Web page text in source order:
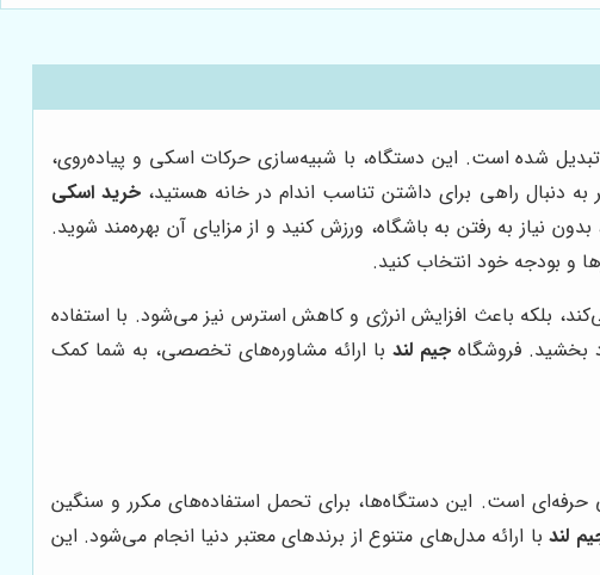
شده است. این دستگاه، با شبیه‌سازی حرکات اسکی و پیاده‌روی،
دنبال راهی برای داشتن تناسب اندام در خانه هستید،خرید اسکی
نیاز به رفتن به باشگاه، ورزش کنید و از مزایای آن بهره‌مند شوید.
و بودجه خود انتخاب کنید.
بلکه باعث افزایش انرژی و کاهش استرس نیز می‌شود. با استفاده
بخشید. فروشگاهجیم لند با ارائه مشاوره‌های تخصصی، به شما کمک
حرفه‌ای است. این دستگاه‌ها، برای تحمل استفاده‌های مکرر و سنگین
لندبا ارائه مدل‌های متنوع از برندهای معتبر دنیا انجام می‌شود. این